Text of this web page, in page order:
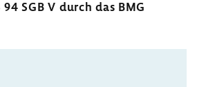
SGB V durch das BMG